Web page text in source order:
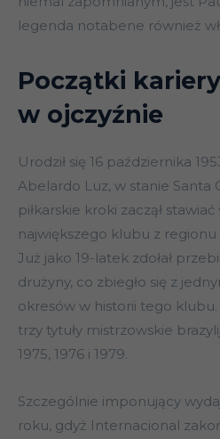
legenda notabene również
Początki kariery
w ojczyźnie
Urodził się 16 października
Abelardo Luz, w stanie Santa
piłkarskie kroki zaczął
największego klubu z regionu
Już jako 19-latek zdołał
drużyny, co zbiegło się z
okresów w historii tego klubu.
trzy tytuły mistrzowskie
1975, 1976 i 1979.
Szczególnie imponujący
roku, gdyż Internacional